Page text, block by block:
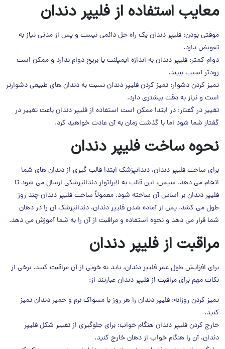
معایب استفاده از فلیپر دندان
موقتی بودن: فلیپر دندان یک راه حل دائمی نیست و پس از مدتی نیاز به
تعویض دارد.
دوام کمتر: فلیپر دندان به اندازه ایمپلنت یا بریج دوام ندارد و ممکن است
زودتر آسیب ببیند.
تمیز کردن دشوار: تمیز کردن فلیپر دندان نسبت به دندان های طبیعی دشوارتر
است و نیاز به دقت بیشتری دارد.
تغییر در گفتار: در ابتدا ممکن است استفاده از فلیپر دندان باعث تغییر در
گفتار شما شود اما با گذشت زمان به آن عادت خواهید کرد.
نحوه ساخت فلیپر دندان
برای ساخت فلیپر دندان، دندانپزشک ابتدا قالب گیری از دندان های شما
انجام می دهد. سپس، این قالب به لابراتوار دندانپزشکی ارسال می شود تا
فلیپر دندان بر اساس آن ساخته شود. معمولاً ساخت فلیپر دندان چند روز
طول می کشد. پس از آماده شدن فلیپر دندان، دندانپزشک آن را در دهان
شما قرار می دهد و نحوه استفاده و مراقبت از آن را به شما آموزش می دهد.
مراقبت از فلیپر دندان
برای افزایش طول عمر فلیپر دندان، باید به خوبی از آن مراقبت کنید. برخی از
نکات مهم برای مراقبت از فلیپر دندان عبارتند از:
تمیز کردن روزانه: فلیپر دندان را هر روز با مسواک نرم و خمیر دندان تمیز
کنید.
خارج کردن فلیپر دندان هنگام خواب: برای جلوگیری از تغییر شکل فلیپر
دندان، آن را هنگام خواب از دهان خارج کنید.